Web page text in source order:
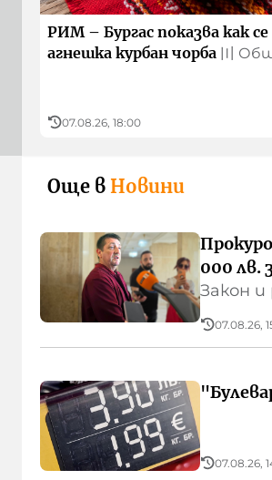
РИМ – Бургас показва как
агнешка курбан чорба 〣
07.08.26, 18:00
Още в Новини
000 лв.
Закон и
07.08.26,
07.08.26,